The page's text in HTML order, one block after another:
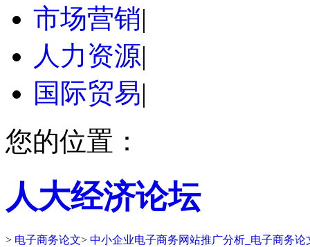
市场营销|
人力资源|
国际贸易|
您的位置：
人大经济论坛
> 电子商务论文> 中小企业电子商务网站推广分析_电子商务论